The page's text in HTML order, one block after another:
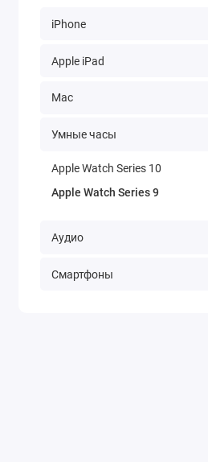
iPhone
Apple iPad
Mac
Умные часы
Apple Watch Series 10
Apple Watch Series 9
Аудио
Смартфоны